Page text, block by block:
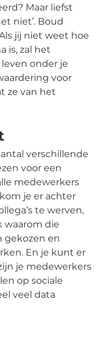
Maar liefst
niet’. Boud
jij niet weet hoe
is, zal het
onder je
voor
ze van het
verschillende
voor een
medewerkers
je er achter
te werven,
waarom die
gekozen en
En je kunt er
je medewerkers
op sociale
veel data